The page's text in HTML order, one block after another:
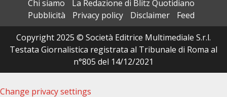
Chi siamo
La Redazione di Blitz Quotidiano
Pubblicità
Privacy policy Disclaimer
Feed
Copyright 2025 © Società Editrice Multimediale S.r.l.
Testata Giornalistica registrata al Tribunale di Roma al
n°805 del 14/12/2021
Change privacy settings